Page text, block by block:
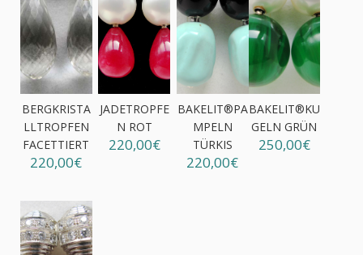
BERGKRISTA
LLTROPFEN
FACETTIERT
220,00€
JADETROPFE
N ROT
220,00€
BAKELIT®PA
MPELN
TÜRKIS
220,00€
BAKELIT®KU
GELN GRÜN
250,00€